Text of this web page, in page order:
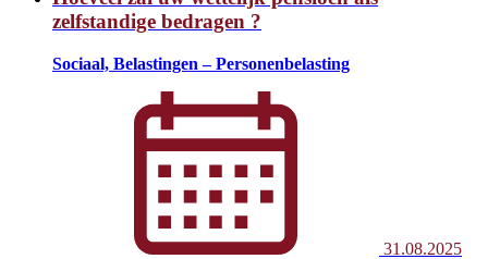
zelfstandige bedragen ?
Sociaal, Belastingen – Personenbelasting
31.08.2025